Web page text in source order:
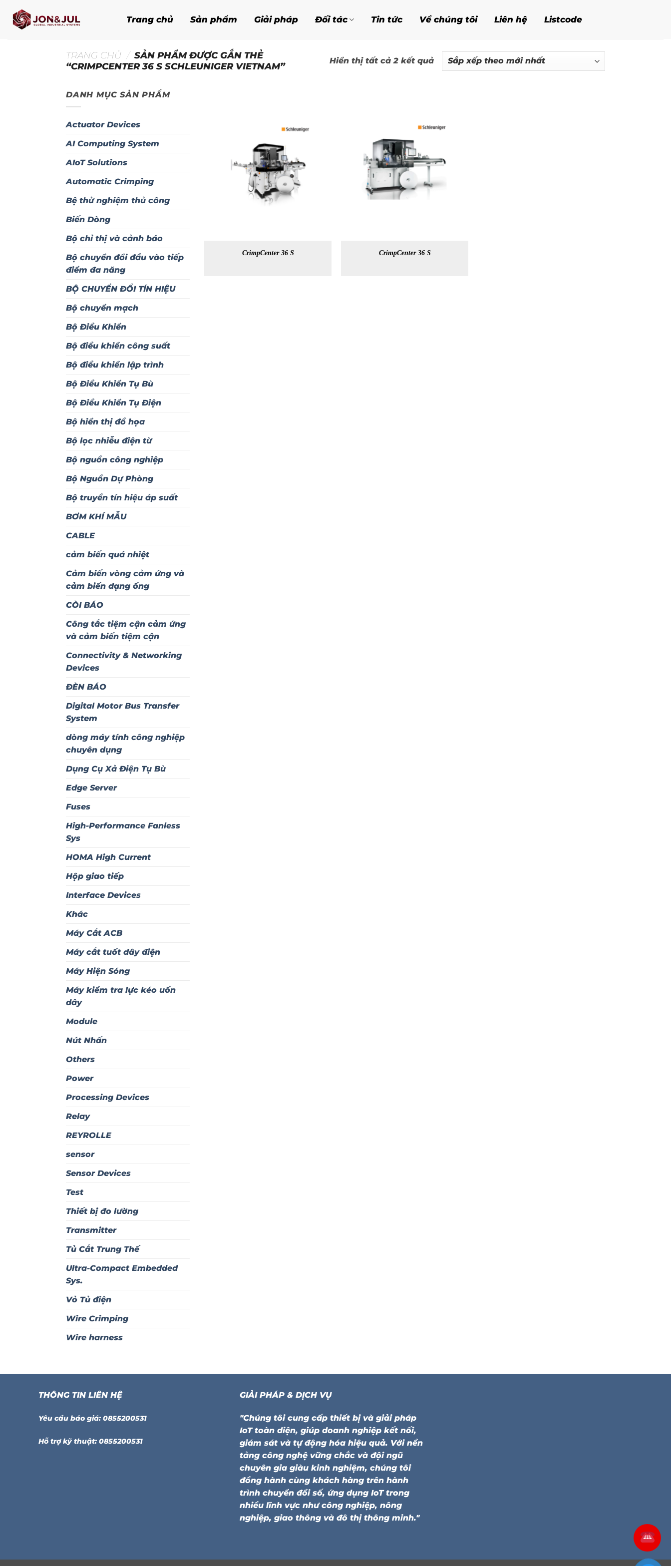
qua
Trang chủ Sản phẩm Giải pháp Đối tác Tin tức Về chúng tôi Liên hệ Listcode
TRANG CHỦ / SẢN PHẨM ĐƯỢC GẮN THẺ
“CRIMPCENTER 36 S SCHLEUNIGER VIETNAM”
Hiển thị tất cả 2 kết quảĐã
sắp
DANH MỤC SẢN PHẨM
Actuator Devices
AI Computing System
AIoT Solutions
Automatic Crimping
Bệ thử nghiệm thủ công
Biến Dòng
Bộ chỉ thị và cảnh báo
Bộ chuyển đổi đầu vào tiếp
điểm đa năng
BỘ CHUYỂN ĐỔI TÍN HIỆU
Bộ chuyển mạch
Bộ Điều Khiển
Bộ điều khiển công suất
Bộ điều khiển lập trình
Bộ Điều Khiển Tụ Bù
Bộ Điều Khiển Tụ Điện
Bộ hiển thị đồ họa
Bộ lọc nhiễu điện từ
Bộ nguồn công nghiệp
Bộ Nguồn Dự Phòng
Bộ truyền tín hiệu áp suất
BƠM KHÍ MẪU
CABLE
cảm biến quá nhiệt
Cảm biến vòng cảm ứng và
cảm biến dạng ống
CÒI BÁO
Công tắc tiệm cận cảm ứng
và cảm biến tiệm cận
Connectivity & Networking
Devices
ĐÈN BÁO
Digital Motor Bus Transfer
System
dòng máy tính công nghiệp
chuyên dụng
Dụng Cụ Xả Điện Tụ Bù
Edge Server
Fuses
High-Performance Fanless
Sys
HOMA High Current
Hộp giao tiếp
Interface Devices
Khác
Máy Cắt ACB
Máy cắt tuốt dây điện
Máy Hiện Sóng
Máy kiểm tra lực kéo uốn
dây
Module
Nút Nhấn
Others
Power
Processing Devices
Relay
REYROLLE
sensor
Sensor Devices
Test
Thiết bị đo lường
Transmitter
Tủ Cắt Trung Thế
Ultra-Compact Embedded
Sys.
Vỏ Tủ điện
Wire Crimping
Wire harness
CrimpCenter 36 S CrimpCenter 36 S
THÔNG TIN LIÊN HỆ
Yêu cầu báo giá: 0855200531
Hỗ trợ kỹ thuật: 0855200531
GIẢI PHÁP & DỊCH VỤ
"Chúng tôi cung cấp thiết bị và giải pháp
IoT toàn diện, giúp doanh nghiệp kết nối,
giám sát và tự động hóa hiệu quả. Với nền
tảng công nghệ vững chắc và đội ngũ
chuyên gia giàu kinh nghiệm, chúng tôi
đồng hành cùng khách hàng trên hành
trình chuyển đổi số, ứng dụng IoT trong
nhiều lĩnh vực như công nghiệp, nông
nghiệp, giao thông và đô thị thông minh."